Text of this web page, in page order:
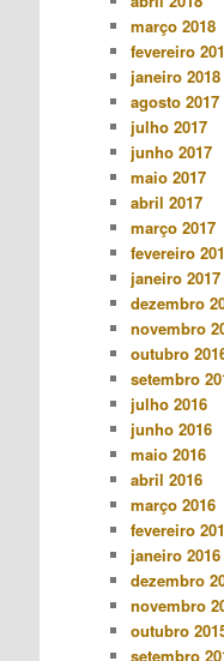
março 2018
fevereiro
janeiro 2018
agosto 2017
julho 2017
junho 2017
maio 2017
abril 2017
março 2017
fevereiro
janeiro 2017
dezembro
novembro
outubro
setembro
julho 2016
junho 2016
maio 2016
abril 2016
março 2016
fevereiro
janeiro 2016
dezembro
novembro
outubro
setembro